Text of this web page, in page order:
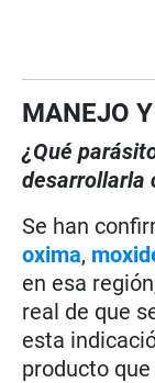
MANEJO
¿Qué
desarrollarla
Se han
oxima,
en esa
real de que
esta
producto